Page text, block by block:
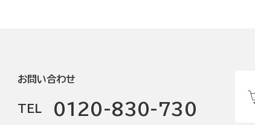
お問い合わせ
TEL 0120-830-730